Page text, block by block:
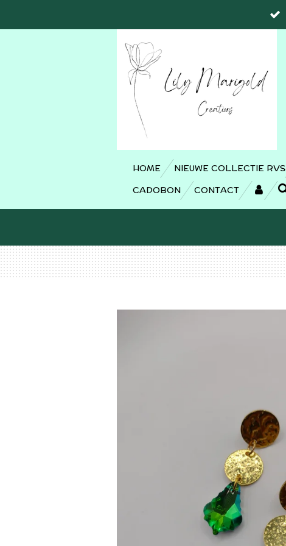
direct
HOME NIEUWE COLLECTIE RVS
CADOBON
CONTACT